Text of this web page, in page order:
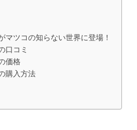
マツコの知らない世界に登場！
口コミ
価格
購入方法